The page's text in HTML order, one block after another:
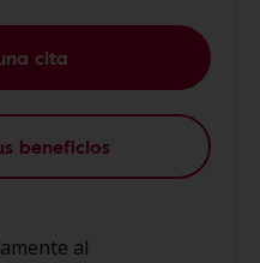
cita
beneficios
al